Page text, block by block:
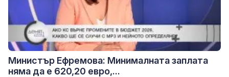
Министър Ефремова: Минималната заплата
няма да е 620,20 евро,...